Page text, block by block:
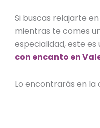
Si buscas relajarte
mientras te comes
especialidad, este es
con encanto en
Lo encontrarás en la